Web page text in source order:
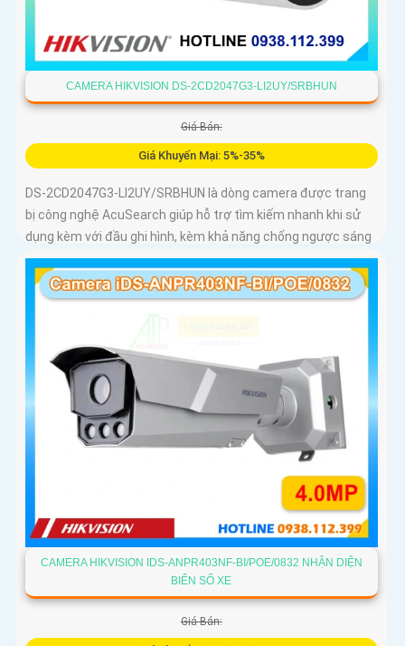
CAMERA HIKVISION DS-2CD2047G3-LI2UY/SRBHUN
Giá Bán:
Giá Khuyến Mại: 5%-35%
DS-2CD2047G3-LI2UY/SRBHUN là dòng camera được trang
bị công nghệ AcuSearch giúp hỗ trợ tìm kiếm nhanh khi sử
dụng kèm với đầu ghi hình, kèm khả năng chống ngược sáng
WDR 130dB, trang bị micro kép và loa hỗ trợ đàm thoại 2
chiều, ống kính 4
CAMERA HIKVISION IDS-ANPR403NF-BI/POE/0832 NHẬN DIỆN
BIỂN SỐ XE
Giá Bán: